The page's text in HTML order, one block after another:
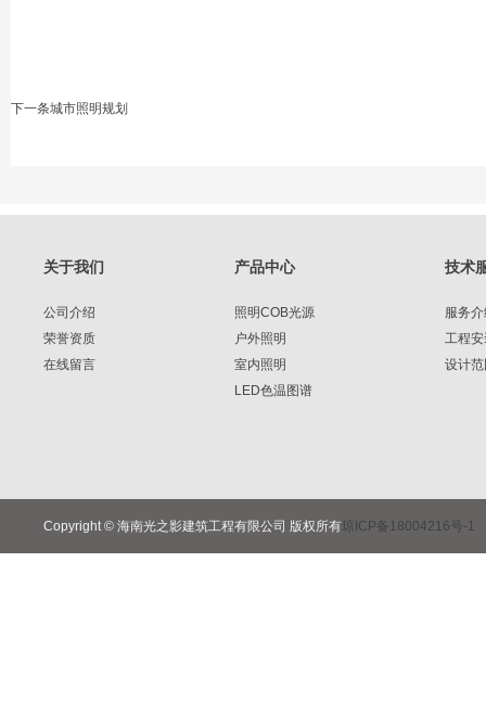
下一条城市照明规划
关于我们
公司介绍
荣誉资质
在线留言
产品中心
照明COB光源
户外照明
室内照明
LED色温图谱
技术
服务
工程
设计
Copyright © 海南光之影建筑工程有限公司 版权所有琼ICP备18004216号-1